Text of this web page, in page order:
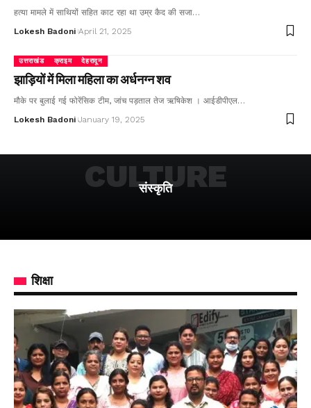
हत्या मामले में साथियों सहित काट रहा था उम्र कैद की सजा…
Lokesh Badoni April 21, 2025
उत्तराखंड क्राइम देहरादून
झाड़ियों में मिला महिला का अर्धनग्न शव
मौके पर बुलाई गई फोरेंसिक टीम, जांच पड़ताल तेज ऋषिकेश । आईडीपीएल…
Lokesh Badoni January 19, 2025
संस्कृति
CULTURE
शिक्षा